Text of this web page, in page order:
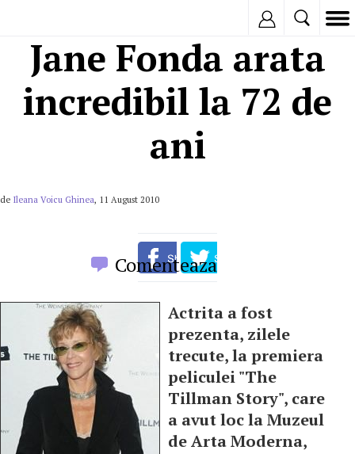
Jane Fonda arata
incredibil la 72 de
ani
de Ileana Voicu Ghinea, 11 August 2010
Comenteaza
Actrita a fost
prezenta, zilele
trecute, la premiera
peliculei "The
Tillman Story", care
a avut loc la Muzeul
de Arta Moderna,